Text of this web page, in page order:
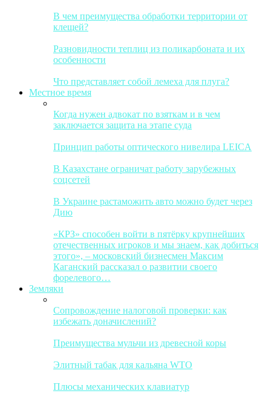
В чем преимущества обработки территории от
клещей?
Разновидности теплиц из поликарбоната и их
особенности
Что представляет собой лемеха для плуга?
Местное время
Когда нужен адвокат по взяткам и в чем
заключается защита на этапе суда
Принцип работы оптического нивелира LEICA
В Казахстане ограничат работу зарубежных
соцсетей
В Украине растаможить авто можно будет через
Дию
«КРЗ» способен войти в пятёрку крупнейших
отечественных игроков и мы знаем, как добиться
этого», – московский бизнесмен Максим
Каганский рассказал о развитии своего
форелевого…
Земляки
Сопровождение налоговой проверки: как
избежать доначислений?
Преимущества мульчи из древесной коры
Элитный табак для кальяна WTO
Плюсы механических клавиатур